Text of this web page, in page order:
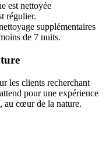
est nettoyée
régulier.
supplémentaires
de 7 nuits.
les clients recherchant
pour une expérience
au cœur de la nature.